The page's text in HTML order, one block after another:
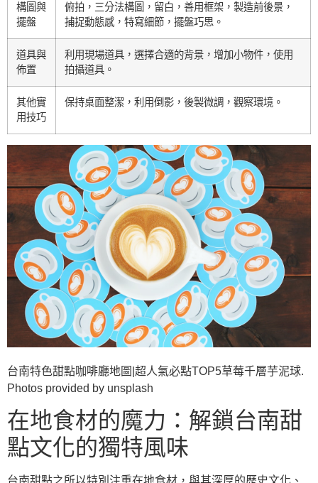
構圖與
擺盤
俯拍，三分法構圖，留白，善用框架，製造前後景，
捕捉動態感，特寫細節，擺盤巧思。
道具與
佈置
利用現場道具，選擇合適的背景，增加小物件，使用
拍攝道具。
其他實
用技巧
保持桌面整潔，利用倒影，後製微調，觀察環境。
台南特色甜點咖啡廳地圖|超人氣必點TOP5草莓千層芋泥球.
Photos provided by unsplash
在地食材的魔力：解鎖台南甜
點文化的獨特風味
台南甜點之所以特別注重在地食材，與其深厚的歷史文化、